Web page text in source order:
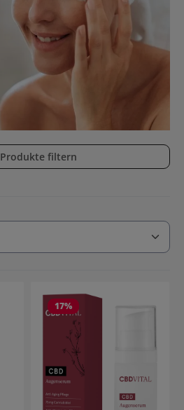
Produkte filtern
17%